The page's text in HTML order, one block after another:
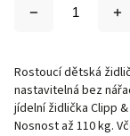
Rostoucí dětská
nastavitelná bez
jídelní židlička Clipp &
Nosnost až 110 kg.